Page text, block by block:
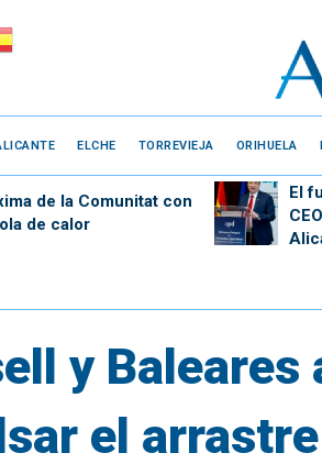
ELCHE TORREVIEJA ORIHUELA
de la Comunitat con
de calor
El
y
el